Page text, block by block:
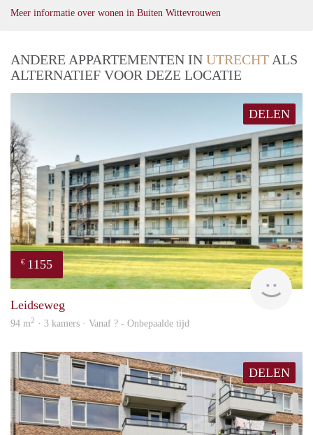
Meer informatie over wonen in Buiten Wittevrouwen
ANDERE APPARTEMENTEN IN UTRECHT ALS
ALTERNATIEF VOOR DEZE LOCATIE
DELEN
€ 1155
Leidseweg
94 m2 · 3 kamers · Vanaf ? - Onbepaalde tijd
DELEN